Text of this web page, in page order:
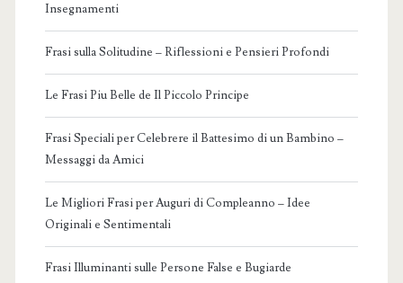
Insegnamenti
Frasi sulla Solitudine – Riflessioni e Pensieri Profondi
Le Frasi Piu Belle de Il Piccolo Principe
Frasi Speciali per Celebrere il Battesimo di un Bambino –
Messaggi da Amici
Le Migliori Frasi per Auguri di Compleanno – Idee
Originali e Sentimentali
Frasi Illuminanti sulle Persone False e Bugiarde